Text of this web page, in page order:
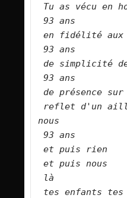
Tu as vécu en
93 ans
en fidélité aux
93 ans
de simplicité de
93 ans
de présence
reflet d'un
nous
93 ans
et puis rien
et puis nous
là
tes enfants